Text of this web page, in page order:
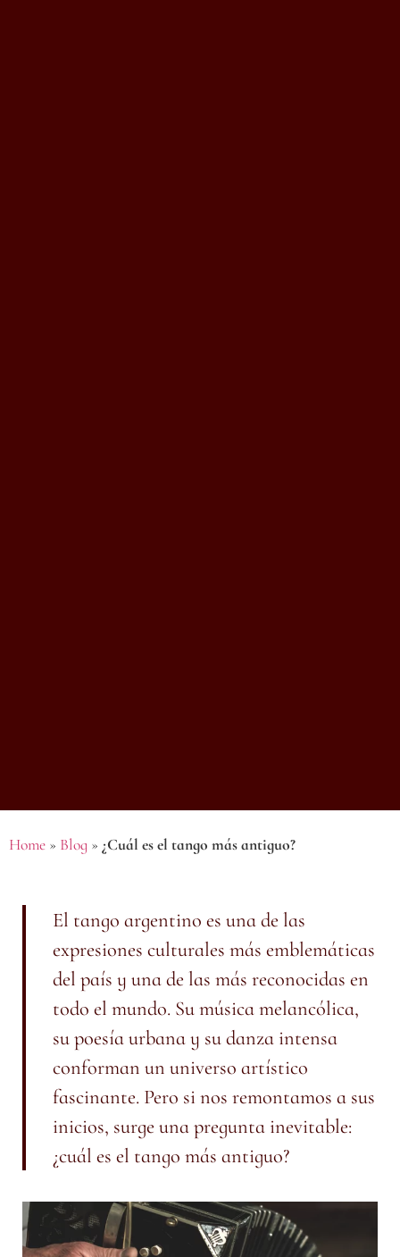
Home » Blog » ¿Cuál es el tango más antiguo?
El tango argentino es una de las
expresiones culturales más emblemáticas
del país y una de las más reconocidas en
todo el mundo. Su música melancólica,
su poesía urbana y su danza intensa
conforman un universo artístico
fascinante. Pero si nos remontamos a sus
inicios, surge una pregunta inevitable:
¿cuál es el tango más antiguo?